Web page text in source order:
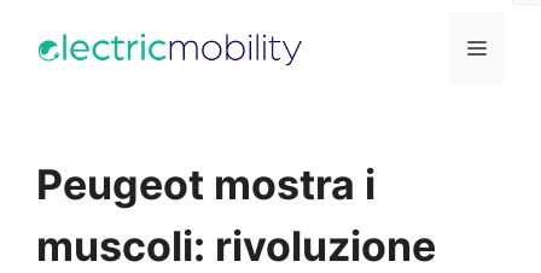
Menu
Peugeot mostra i
muscoli: rivoluzione